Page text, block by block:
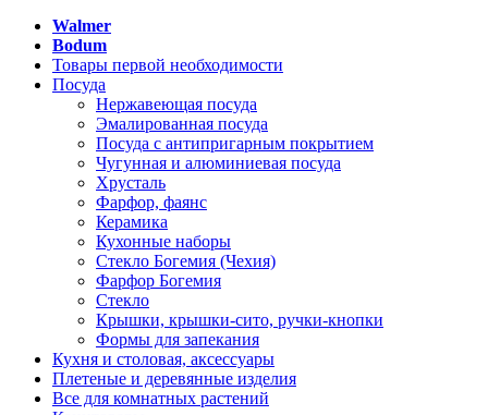
Walmer
Bodum
Товары первой необходимости
Посуда
Нержавеющая посуда
Эмалированная посуда
Посуда с антипригарным покрытием
Чугунная и алюминиевая посуда
Хрусталь
Фарфор, фаянс
Керамика
Кухонные наборы
Стекло Богемия (Чехия)
Фарфор Богемия
Стекло
Крышки, крышки-сито, ручки-кнопки
Формы для запекания
Кухня и столовая, аксессуары
Плетеные и деревянные изделия
Все для комнатных растений